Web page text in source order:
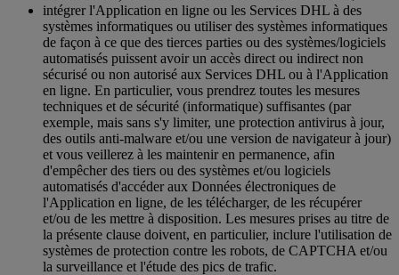
intégrer l'Application en ligne ou les Services DHL à des
systèmes informatiques ou utiliser des systèmes informatiques
de façon à ce que des tierces parties ou des systèmes/logiciels
automatisés puissent avoir un accès direct ou indirect non
sécurisé ou non autorisé aux Services DHL ou à l'Application
en ligne. En particulier, vous prendrez toutes les mesures
techniques et de sécurité (informatique) suffisantes (par
exemple, mais sans s'y limiter, une protection antivirus à jour,
des outils anti-malware et/ou une version de navigateur à jour)
et vous veillerez à les maintenir en permanence, afin
d'empêcher des tiers ou des systèmes et/ou logiciels
automatisés d'accéder aux Données électroniques de
l'Application en ligne, de les télécharger, de les récupérer
et/ou de les mettre à disposition. Les mesures prises au titre de
la présente clause doivent, en particulier, inclure l'utilisation de
systèmes de protection contre les robots, de CAPTCHA et/ou
la surveillance et l'étude des pics de trafic.